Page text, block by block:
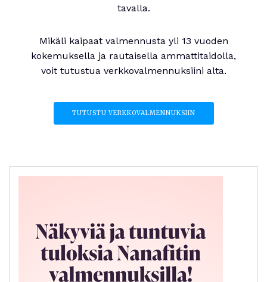
tavalla.
Mikäli kaipaat valmennusta yli 13 vuoden
kokemuksella ja rautaisella ammattitaidolla,
voit tutustua verkkovalmennuksiini alta.
TUTUSTU VERKKOVALMENNUKSIIN